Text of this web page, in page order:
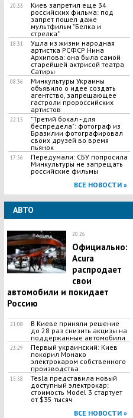
20:33
Киев запретил еще 34
российских фильма: под
запрет пошел даже
мультфильм "Белка и
стрелка"
18:31
Ушла из жизни народная
артистка РСФСР Нина
Архипова: она была самой
старейшей актрисой театра
Сатиры
08:36
Минкультуры Украины
объявило о идее создать
агентство, запрещающее
гастроли пророссийских
артистов
22:15
"Третий бокал - для
беспредела": фотограф из
Бразилии фотографировал
своих друзей во время
пьянок
17:56
Передумали: СБУ попросила
Минкультуры не запрещать
российские фильмы
ВСЕ НОВОСТИ »
АВТО
20:26
Официально:
Acura
распродает
свои
автомобили и покидает
Россию
21:08
В Киеве приняли решение
до 28 раз снизить акцизы на
поддержанные автомобили
23:29
Первый украинский: Киев
покорил Монако
электрокаром собственного
производства
15:58
Tesla представила новый
доступный электрокар:
стоимость Model 3 стартует
от $35 тысяч
ВСЕ НОВОСТИ »